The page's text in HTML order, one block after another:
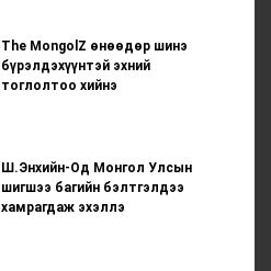
The MongolZ өнөөдөр шинэ
бүрэлдэхүүнтэй эхний
тоглолтоо хийнэ
Ш.Энхийн-Од Монгол Улсын
шигшээ багийн бэлтгэлдээ
хамрагдаж эхэллэ